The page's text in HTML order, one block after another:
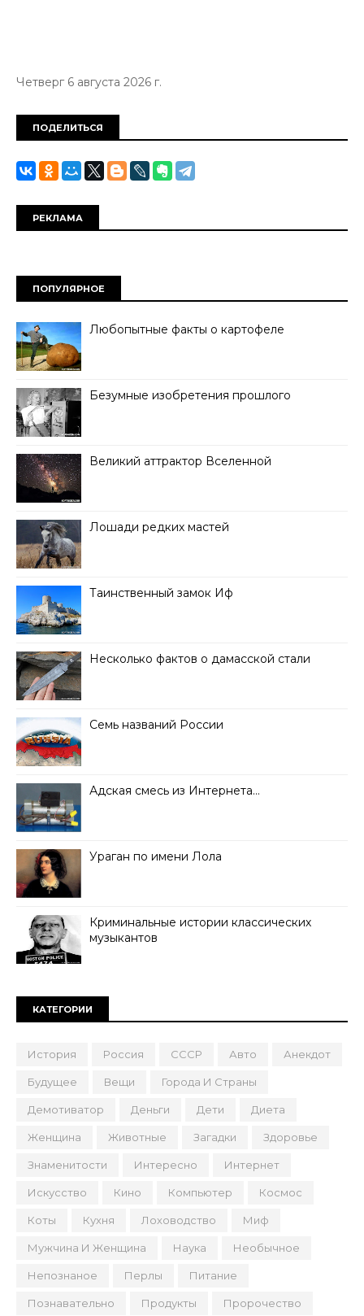
Четверг 6 августа 2026 г.
ПОДЕЛИТЬСЯ
РЕКЛАМА
ПОПУЛЯРНОЕ
Любопытные факты о картофеле
Безумные изобретения прошлого
Великий аттрактор Вселенной
Лошади редких мастей
Таинственный замок Иф
Несколько фактов о дамасской стали
Семь названий России
Адская смесь из Интернета…
Ураган по имени Лола
Криминальные истории классических
музыкантов
КАТЕГОРИИ
История Россия СССР Авто Анекдот
Будущее Вещи Города И Страны
Демотиватор Деньги Дети Диета
Женщина Животные Загадки Здоровье
Знаменитости Интересно Интернет
Искусство Кино Компьютер Космос
Коты Кухня Лоховодство Миф
Мужчина И Женщина Наука Необычное
Непознаное Перлы Питание
Познавательно Продукты Пророчество